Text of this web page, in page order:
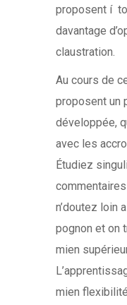
proposent í
davantage
claustration.
Au cours de
proposent un
développée,
avec les
Étudiez
n’doutez loin
pognon et on
mien
mien